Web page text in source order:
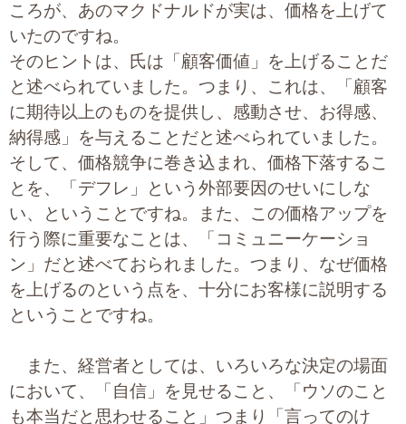
ころが、あのマクドナルドが実は、価格を上げて
いたのですね。
そのヒントは、氏は「顧客価値」を上げることだ
と述べられていました。つまり、これは、「顧客
に期待以上のものを提供し、感動させ、お得感、
納得感」を与えることだと述べられていました。
そして、価格競争に巻き込まれ、価格下落するこ
とを、「デフレ」という外部要因のせいにしな
い、ということですね。また、この価格アップを
行う際に重要なことは、「コミュニーケーショ
ン」だと述べておられました。つまり、なぜ価格
を上げるのという点を、十分にお客様に説明する
ということですね。
また、経営者としては、いろいろな決定の場面
において、「自信」を見せること、「ウソのこと
も本当だと思わせること」つまり「言ってのけ